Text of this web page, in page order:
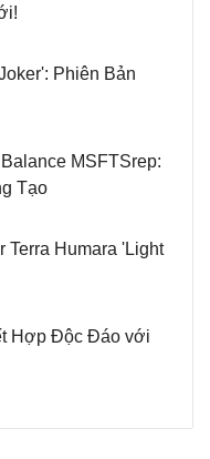
Phiên Bản
MSFTSrep:
Tạo
Terra Humara 'Light
Hợp Độc Đáo với